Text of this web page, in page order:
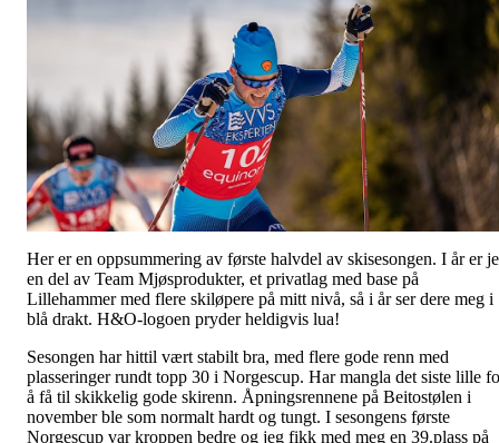
Her er en oppsummering av første halvdel av skisesongen. I år er
en del av Team Mjøsprodukter, et privatlag med base på
Lillehammer med flere skiløpere på mitt nivå, så i år ser dere meg i
blå drakt. H&O-logoen pryder heldigvis lua!
Sesongen har hittil vært stabilt bra, med flere gode renn med
plasseringer rundt topp 30 i Norgescup. Har mangla det siste lille
å få til skikkelig gode skirenn. Åpningsrennene på Beitostølen i
november ble som normalt hardt og tungt. I sesongens første
Norgescup var kroppen bedre og jeg fikk med meg en 39.plass på